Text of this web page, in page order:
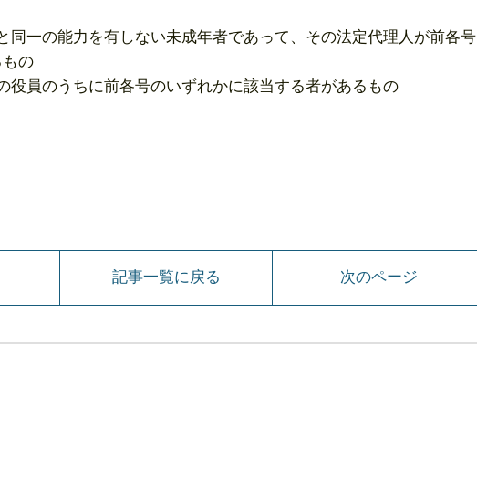
一の能力を有しない未成年者であって、その法定代理人が前各号
の
員のうちに前各号のいずれかに該当する者があるもの
記事一覧に戻る 次のページ